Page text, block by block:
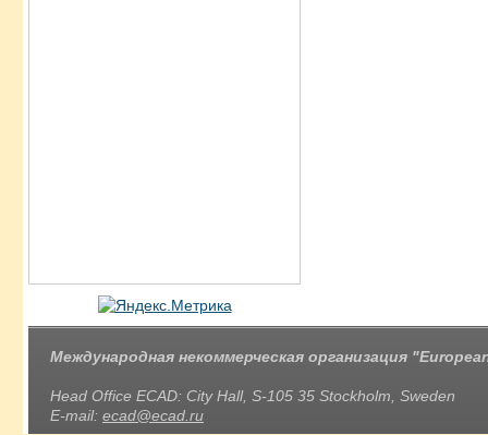
Международная некоммерческая организация
Head Office ECAD: City Hall, S-105 35 Stockholm, Sweden
E-mail: ecad@ecad.ru